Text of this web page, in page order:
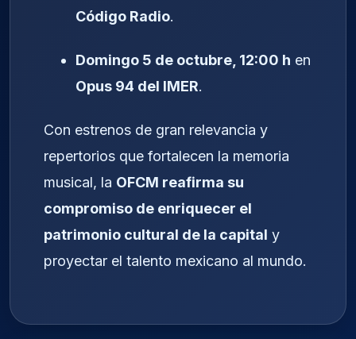
Código Radio.
Domingo 5 de octubre, 12:00 h en
Opus 94 del IMER.
Con estrenos de gran relevancia y
repertorios que fortalecen la memoria
musical, la OFCM reafirma su
compromiso de enriquecer el
patrimonio cultural de la capital y
proyectar el talento mexicano al mundo.